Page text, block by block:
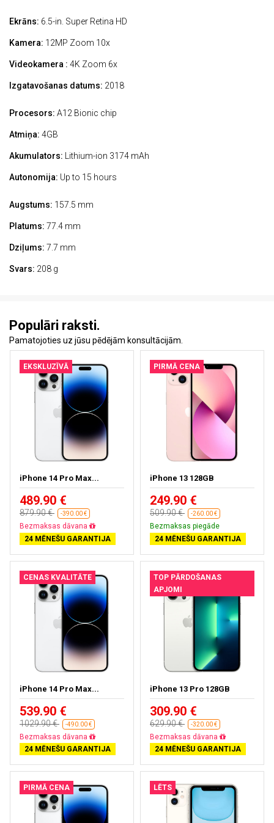
Ekrāns: 6.5-in. Super Retina HD
Kamera: 12MP Zoom 10x
Videokamera : 4K Zoom 6x
Izgatavošanas datums: 2018
Procesors: A12 Bionic chip
Atmiņa: 4GB
Akumulators: Lithium-ion 3174 mAh
Autonomija: Up to 15 hours
Augstums: 157.5 mm
Platums: 77.4 mm
Dziļums: 7.7 mm
Svars: 208 g
Populāri raksti.
Pamatojoties uz jūsu pēdējām konsultācijām.
EKSKLUZĪVĀ
iPhone 14 Pro Max...
489.90 €
879.90 € -390.00 €
Bezmaksas dāvana
24 MĒNEŠU GARANTIJA
PIRMĀ CENA
iPhone 13 128GB
249.90 €
509.90 € -260.00 €
Bezmaksas piegāde
24 MĒNEŠU GARANTIJA
CENAS KVALITĀTE
iPhone 14 Pro Max...
539.90 €
1029.90 € -490.00 €
Bezmaksas dāvana
24 MĒNEŠU GARANTIJA
TOP PĀRDOŠANAS
APJOMI
iPhone 13 Pro 128GB
309.90 €
629.90 € -320.00 €
Bezmaksas dāvana
24 MĒNEŠU GARANTIJA
PIRMĀ CENA LĒTS